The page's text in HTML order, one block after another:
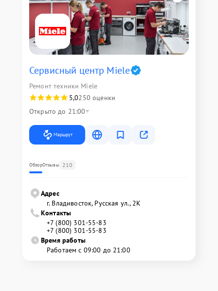
Сервисный центр Miele
Ремонт техники Miele
5,0250 оценки
Открыто до 21:00
Маршрут
ОбзорОтзывы 210
Адрес
г. Владивосток, Русская ул., 2К
Контакты
+7 (800) 301-55-83
+7 (800) 301-55-83
Время работы
Работаем с 09:00 до 21:00